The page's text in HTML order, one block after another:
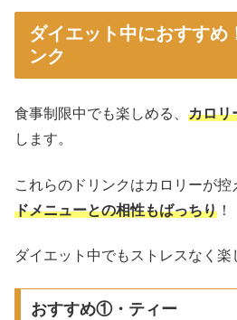
ダイエット中におすすめ
ンク
食事制限中でも楽しめる、 カロリ
します。
これらのドリンクはカロリーが控
ドメニューとの相性もばっちり ！
ダイエット中でもストレスなく楽
おすすめ①・ティー